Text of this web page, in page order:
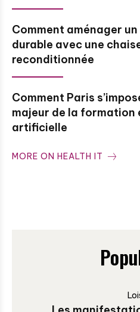
Comment aménager
durable avec une
reconditionnée
Comment Paris
majeur de la formation
artificielle
MORE ON HEALTH IT